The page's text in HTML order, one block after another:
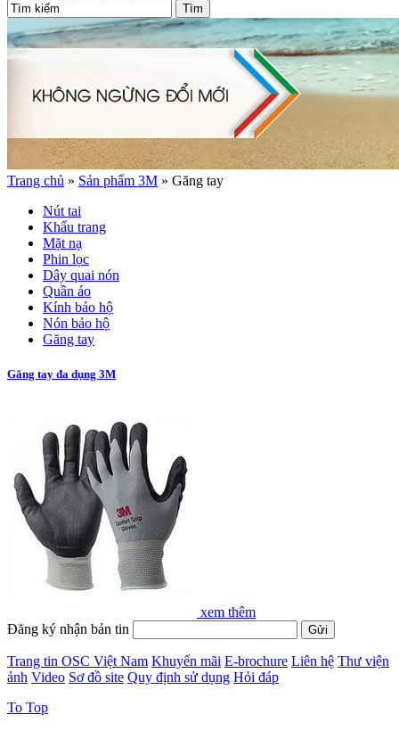
Trang chủ » Sản phẩm 3M » Găng tay
Nút tai
Khẩu trang
Mặt nạ
Phin lọc
Dây quai nón
Quần áo
Kính bảo hộ
Nón bảo hộ
Găng tay
Găng tay đa dụng 3M
xem thêm
Đăng ký nhận bản tin
Trang tin OSC Việt Nam Khuyến mãi E-brochure Liên hệ Thư viện
ảnh Video Sơ đồ site Quy định sử dụng Hỏi đáp
To Top